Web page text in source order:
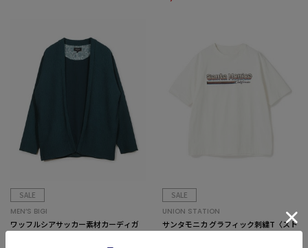
SALE
MEN’S BIGI
ワッフルシアサッカー素材カーディガ
SALE
UNION STATION
サンタモニカ グラフィック刺繍T〈スト